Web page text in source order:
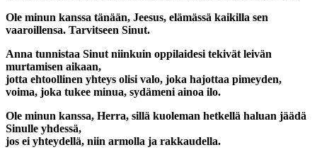
Ole minun kanssa tänään, Jeesus, elämässä kaikilla sen
vaaroillensa. Tarvitseen Sinut.
Anna tunnistaa Sinut niinkuin oppilaidesi tekivät leivän
murtamisen aikaan,
jotta ehtoollinen yhteys olisi valo, joka hajottaa pimeyden,
voima, joka tukee minua, sydämeni ainoa ilo.
Ole minun kanssa, Herra, sillä kuoleman hetkellä haluan jäädä
Sinulle yhdessä,
jos ei yhteydellä, niin armolla ja rakkaudella.